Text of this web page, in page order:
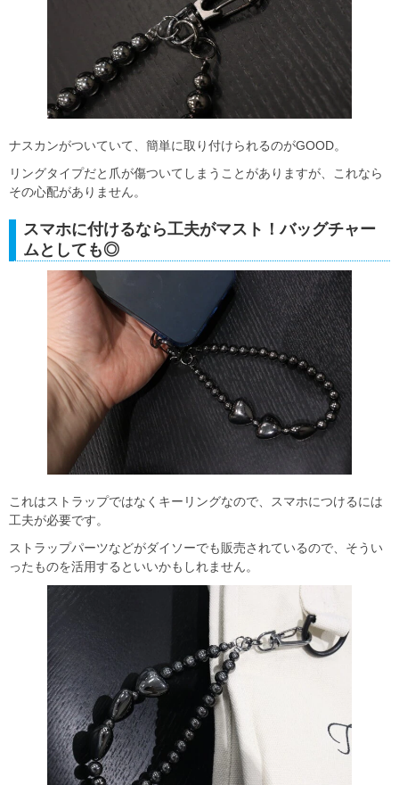
ナスカンがついていて、簡単に取り付けられるのがGOOD。
リングタイプだと爪が傷ついてしまうことがありますが、これなら
その心配がありません。
スマホに付けるなら工夫がマスト！バッグチャー
ムとしても◎
これはストラップではなくキーリングなので、スマホにつけるには
工夫が必要です。
ストラップパーツなどがダイソーでも販売されているので、そうい
ったものを活用するといいかもしれません。